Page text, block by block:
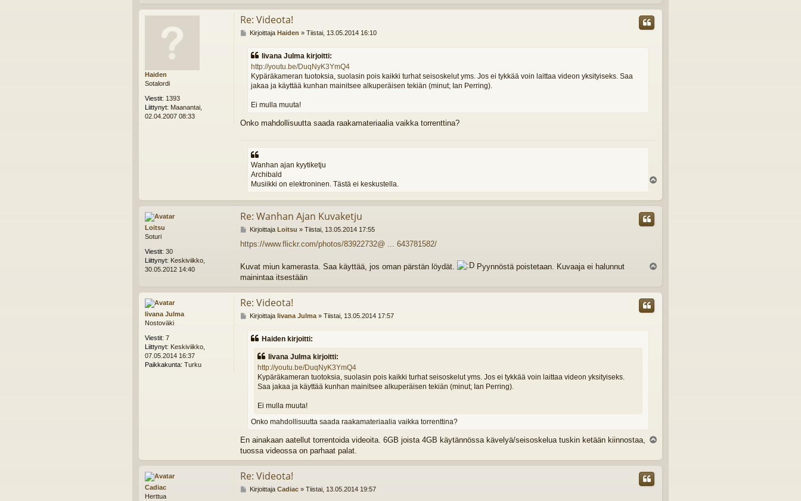
s
Haiden
Sotalordi
Viestit: 1393
Liittynyt: Maanantai,
02.04.2007 08:33
Re: Videota!
V
e
Kirjoittaja Haiden » Tiistai, 13.05.2014 16:10
Iivana Julma kirjoitti:
http://youtu.be/DuqNyK3YmQ4
Kypäräkameran tuotoksia, suolasin pois kaikki turhat seisoskelut yms. Jos ei tykkää voin laittaa videon yksityiseks. Saa
jakaa ja käyttää kunhan mainitsee alkuperäisen tekiän (minut; Ian Perring).
Ei mulla muuta!
Onko mahdollisuutta saada raakamateriaalia vaikka torrenttina?
Wanhan ajan kyytiketju
Archibald
Musiikki on elektroninen. Tästä ei keskustella.
ö
s
Loitsu
Soturi
Viestit: 30
Liittynyt: Keskiviikko,
30.05.2012 14:40
Re: Wanhan Ajan Kuvaketju
V
e
t
Kirjoittaja Loitsu » Tiistai, 13.05.2014 17:55
https://www.flickr.com/photos/83922732@ ... 643781582/
Kuvat miun kamerasta. Saa käyttää, jos oman pärstän löydät.
Pyynnöstä poistetaan. Kuvaaja ei halunnut
mainintaa itsestään
s
Iivana Julma
Nostoväki
Viestit: 7
Liittynyt: Keskiviikko,
07.05.2014 16:37
Paikkakunta: Turku
Re: Videota!
V
e
Kirjoittaja Iivana Julma» Tiistai, 13.05.2014 17:57
Haiden kirjoitti:
Iivana Julma kirjoitti:
http://youtu.be/DuqNyK3YmQ4
Kypäräkameran tuotoksia, suolasin pois kaikki turhat seisoskelut yms. Jos ei tykkää voin laittaa videon yksityiseks.
Saa jakaa ja käyttää kunhan mainitsee alkuperäisen tekiän (minut; Ian Perring).
Ei mulla muuta!
Onko mahdollisuutta saada raakamateriaalia vaikka torrenttina?
En ainakaan aatellut torrentoida videoita. 6GB joista 4GB käytännössa kävelyä/seisoskelua tuskin ketään kiinnostaa,
tuossa videossa on parhaat palat.
ö
s
Cadiac
Herttua
Re: Videota!
VKirjoittaja Cadiac» Tiistai, 13.05.2014 19:57